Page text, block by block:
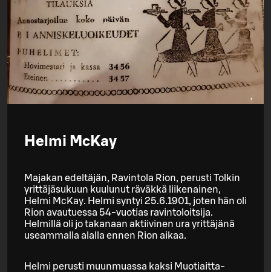
Helmi McKay
Majakan edeltäjän, Ravintola Rion, perusti Tolkin
yrittäjäsukuun kuulunut räväkkä liikenainen,
Helmi McKay. Helmi syntyi 25.6.1901, joten hän oli
Rion avautuessa 54-vuotias ravintoloitsija.
Helmillä oli jo takanaan aktiivinen ura yrittäjänä
useammalla alalla ennen Rion aikaa.
Helmi perusti muunmuassa kaksi Muotiaitta-